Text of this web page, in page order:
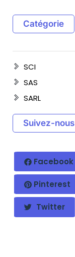
Catégorie
SCI
SAS
SARL
Suivez-
Facebook
Pinterest
Twitter